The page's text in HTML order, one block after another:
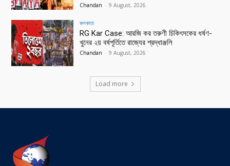
Chandan - 9 August, 2026
কলকাতা
RG Kar Case: আরজি কর তরুণী চিকিৎসকের ধর্ষণ-
খুনের ২য় বর্ষপূর্তিতে রাজ্যের শ্রদ্ধাঞ্জলি
Chandan - 9 August, 2026
Load more